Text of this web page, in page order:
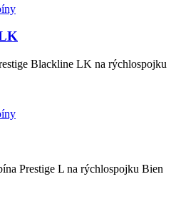
Blackline LK na rýchlospojku
Prestige L na rýchlospojku Bien